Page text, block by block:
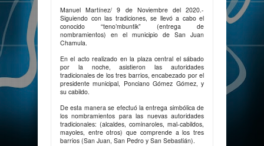
Manuel Martínez/ 9 de Noviembre del 2020.-
Siguiendo con las tradiciones, se llevó a cabo el
conocido “teno’mbuntik” (entrega de
nombramientos) en el municipio de San Juan
Chamula.
En el acto realizado en la plaza central el sábado
por la noche, asistieron las autoridades
tradicionales de los tres barrios, encabezado por el
presidente municipal, Ponciano Gómez Gómez, y
su cabildo.
De esta manera se efectuó la entrega simbólica de
los nombramientos para las nuevas autoridades
tradicionales: (alcaldes, cominaroles, mal-cabildos,
mayoles, entre otros) que comprende a los tres
barrios (San Juan, San Pedro y San Sebastián).